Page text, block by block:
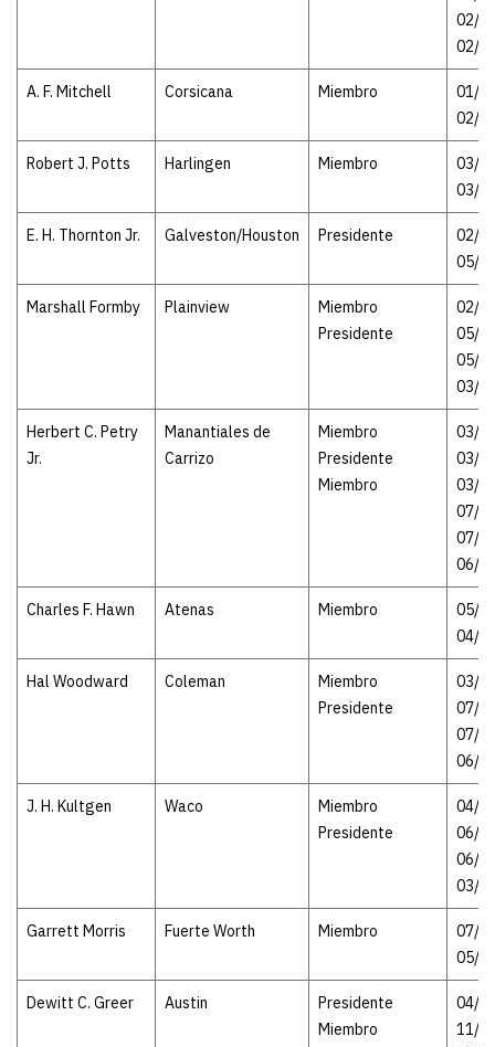
02/
02/
A. F. Mitchell Corsicana Miembro
01/
02/
Robert J. Potts Harlingen Miembro
03/
03/
E. H. Thornton Jr. Galveston/Houston Presidente
02/
05/
Marshall Formby Plainview
Miembro
Presidente
02/
05/
05/
03/
Herbert C. Petry
Jr.
Manantiales de
Carrizo
Miembro
Presidente
Miembro
03/
03/
03/
07/
07/
06/
Charles F. Hawn Atenas Miembro
05/
04/
Hal Woodward Coleman
Miembro
Presidente
03/
07/
07/
06/
J. H. Kultgen Waco
Miembro
Presidente
04/
06/
06/
03/
Garrett Morris Fuerte Worth Miembro
07/
05/
Dewitt C. Greer Austin
Presidente
Miembro
04/
11/